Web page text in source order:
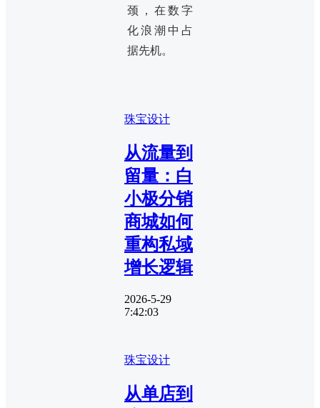
颈，在数字
化浪潮中占
据先机。
珠宝设计
从流量到
留量：白
小极分销
商城如何
重构私域
增长逻辑
2026-5-29
7:42:03
珠宝设计
从单店到